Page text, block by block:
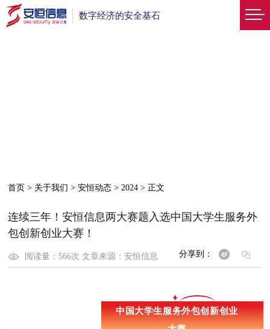
数字经济的安全基石
首页 > 关于我们 >安恒动态 >2024 > 正文
连续三年！安恒信息两大赛题入选中国大学生服务外
包创新创业大赛！
阅读量： 566次文章来源：安恒信息 分享到：
中国大学生服务外包创新创业